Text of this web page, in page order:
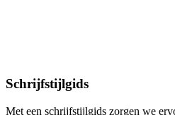
Schrijfstijlgids
Met een schrijfstijlgids zorgen we